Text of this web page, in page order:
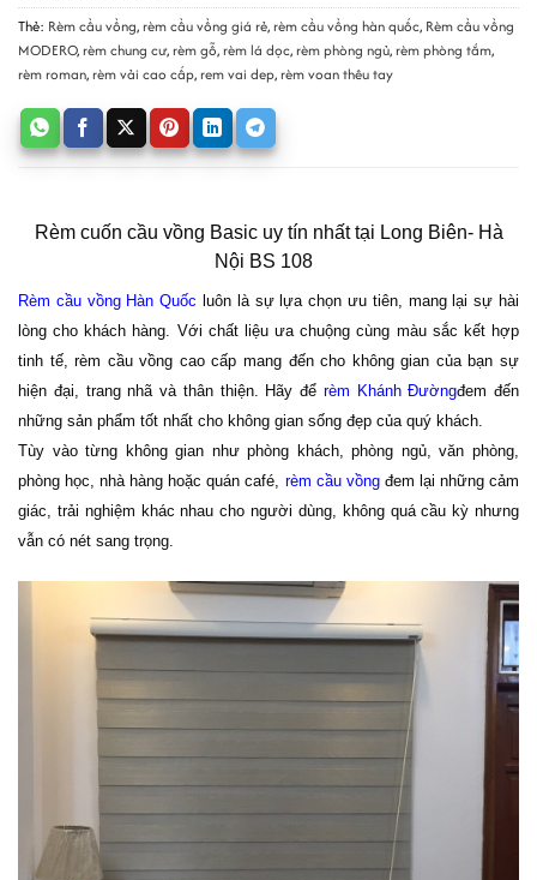
Thẻ: Rèm cầu vồng,rèm cầu vồng giá rẻ,rèm cầu vồng hàn quốc, Rèm cầu vồng
MODERO,rèm chung cư,rèm gỗ,rèm lá dọc,rèm phòng ngủ,rèm phòng tắm,
rèm roman,rèm vải cao cấp,rem vai dep,rèm voan thêu tay
Rèm cuốn cầu vồng Basic uy tín nhất tại Long Biên- Hà
Nội BS 108
Rèm cầu vồng Hàn Quốc luôn là sự lựa chọn ưu tiên, mang lại sự hài
lòng cho khách hàng. Với chất liệu ưa chuộng cùng màu sắc kết hợp
tinh tế, rèm cầu vồng cao cấp mang đến cho không gian của bạn sự
hiện đại, trang nhã và thân thiện. Hãy để rèm Khánh Đườngđem đến
những sản phẩm tốt nhất cho không gian sống đẹp của quý khách.
Tùy vào từng không gian như phòng khách, phòng ngủ, văn phòng,
phòng học, nhà hàng hoặc quán café, rèm cầu vồng đem lại những cảm
giác, trải nghiệm khác nhau cho người dùng, không quá cầu kỳ nhưng
vẫn có nét sang trọng.